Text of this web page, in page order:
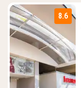
8.6